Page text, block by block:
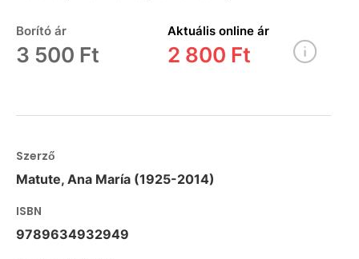
Borító ár
3 500 Ft
Aktuális online ár
2 800 Ft
Szerző
Matute, Ana María (1925-2014)
ISBN
9789634932949